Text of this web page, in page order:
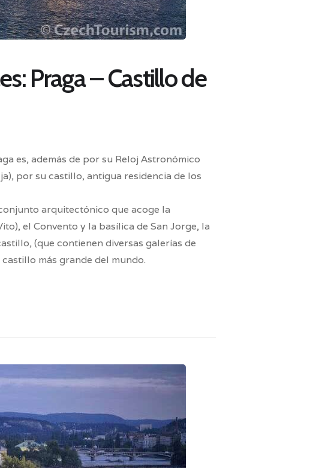
Praga – Castillo de
es, además de por su Reloj Astronómico
por su castillo, antigua residencia de los
arquitectónico que acoge la
el Convento y la basílica de San Jorge, la
(que contienen diversas galerías de
más grande del mundo.